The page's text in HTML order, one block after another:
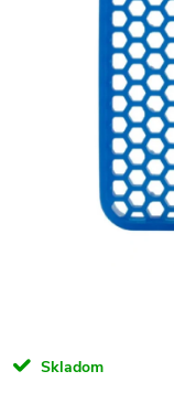
Skladom